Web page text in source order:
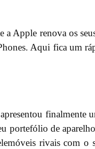
a Apple renova os
Aqui fica um
finalmente
portefólio de
rivais com